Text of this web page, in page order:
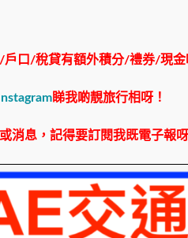
口/稅貸有額外積分/禮券/現金
Instagram睇我啲靚旅行相呀！
消息，記得要訂閱我既電子報